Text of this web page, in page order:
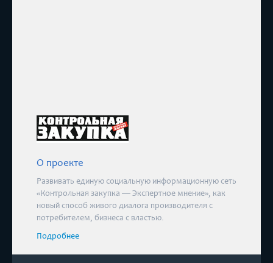
О проекте
Развивать единую социальную информационную сеть
«Контрольная закупка — Экспертное мнение», как
новый способ живого диалога производителя с
потребителем, бизнеса с властью.
Подробнее